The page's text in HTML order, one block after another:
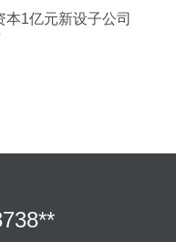
1亿元新设子公司